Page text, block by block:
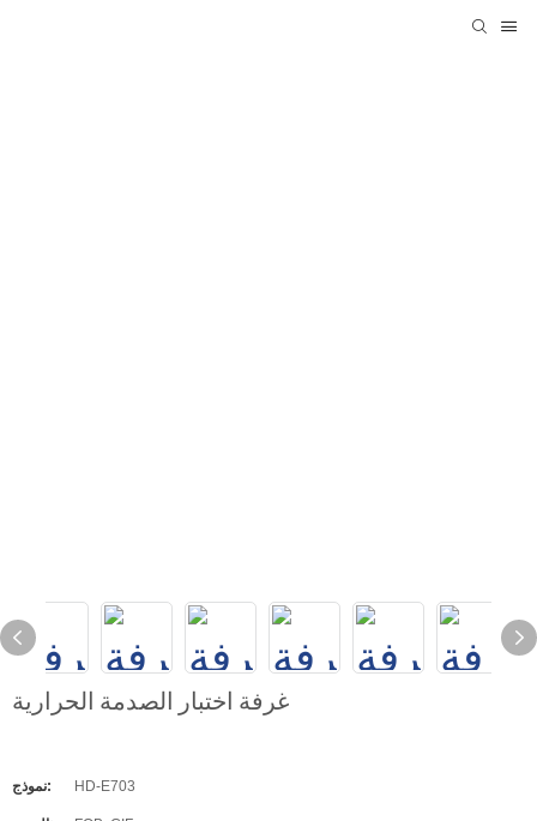
غرفة اختبار الصدمة الحرارية
نموذج: HD-E703